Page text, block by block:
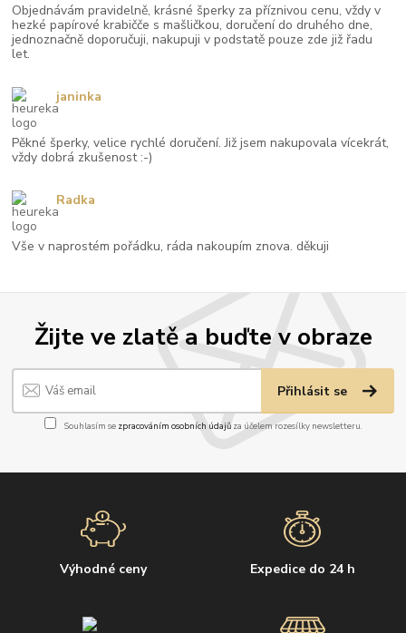
Žijte ve zlatě a buďte v obraze
Přihlásit se
Souhlasím se zpracováním osobních údajůza účelem rozesílky newsletteru.
Výhodné ceny Expedice do 24 h
Objednávám pravidelně, krásné šperky za příznivou cenu, vždy v
hezké papírové krabičče s mašličkou, doručení do druhého dne,
jednoznačně doporučuji, nakupuji v podstatě pouze zde již řadu
let.
Pěkné šperky, velice rychlé doručení. Již jsem nakupovala vícekrát,
vždy dobrá zkušenost :-)
janinka
Vše v naprostém pořádku, ráda nakoupím znova. děkuji
Radka